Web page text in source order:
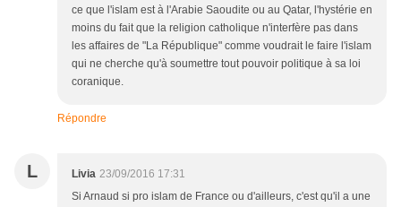
ce que l'islam est à l'Arabie Saoudite ou au Qatar, l'hystérie en
moins du fait que la religion catholique n'interfère pas dans
les affaires de "La République" comme voudrait le faire l'islam
qui ne cherche qu'à soumettre tout pouvoir politique à sa loi
coranique.
Répondre
L Livia 23/09/2016 17:31
Si Arnaud si pro islam de France ou d'ailleurs, c'est qu'il a une